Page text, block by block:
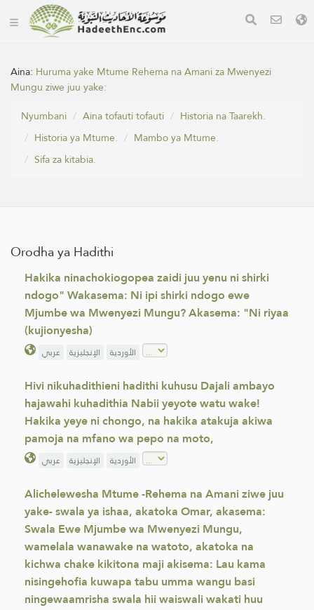
Aina: Huruma yake Mtume Rehema na Amani za Mwenyezi
Mungu ziwe juu yake:
Nyumbani
Aina tofauti tofauti
Historia na Taarekh.
Historia ya Mtume.
Mambo ya Mtume.
Sifa za kitabia.
Orodha ya Hadithi
Hakika ninachokiogopea zaidi juu yenu ni shirki
ndogo" Wakasema: Ni ipi shirki ndogo ewe
Mjumbe wa Mwenyezi Mungu? Akasema: "Ni riyaa
(kujionyesha)
عربي الإنجليزية الأوردية
Hivi nikuhadithieni hadithi kuhusu Dajali ambayo
hajawahi kuhadithia Nabii yeyote watu wake!
Hakika yeye ni chongo, na hakika atakuja akiwa
pamoja na mfano wa pepo na moto,
عربي الإنجليزية الأوردية
Alichelewesha Mtume -Rehema na Amani ziwe juu
yake- swala ya ishaa, akatoka Omar, akasema:
Swala Ewe Mjumbe wa Mwenyezi Mungu,
wamelala wanawake na watoto, akatoka na
kichwa chake kikitona maji akisema: Lau kama
nisingehofia kuwapa tabu umma wangu basi
ningewaamrisha swala hii waiswali wakati huu